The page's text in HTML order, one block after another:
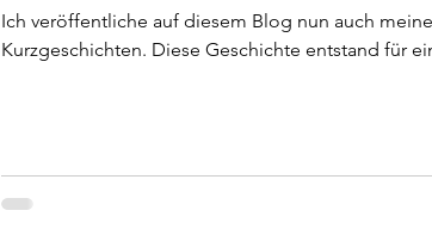
Ich veröffentliche auf diesem Blog nun auch meine
Kurzgeschichten. Diese Geschichte entstand für